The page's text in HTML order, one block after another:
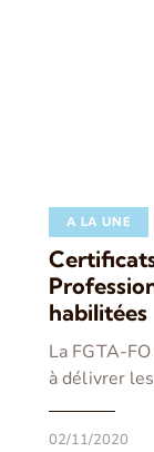
A LA UNE
habilitées
La FGTA-
à délivrer
02/11/2020